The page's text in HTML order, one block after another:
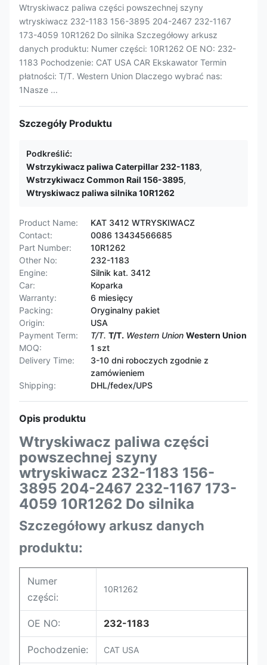
Wtryskiwacz paliwa części powszechnej szyny
wtryskiwacz 232-1183 156-3895 204-2467 232-1167
173-4059 10R1262 Do silnika Szczegółowy arkusz
danych produktu: Numer części: 10R1262 OE NO: 232-
1183 Pochodzenie: CAT USA CAR Ekskawator Termin
płatności: T/T. Western Union Dlaczego wybrać nas:
1Nasze ...
Szczegóły Produktu
Podkreślić:
Wstrzykiwacz paliwa Caterpillar 232-1183,
Wstrzykiwacz Common Rail 156-3895,
Wtryskiwacz paliwa silnika 10R1262
Product Name:
KAT 3412 WTRYSKIWACZ
Contact:
0086 13434566685
Part Number:
10R1262
Other No:
232-1183
Engine:
Silnik kat. 3412
Car:
Koparka
Warranty:
6 miesięcy
Packing:
Oryginalny pakiet
Origin:
USA
Payment Term:
T/T. T/T. Western Union Western Union
MOQ:
1 szt
Delivery Time:
3-10 dni roboczych zgodnie z
zamówieniem
Shipping:
DHL/fedex/UPS
Opis produktu
Wtryskiwacz paliwa części
powszechnej szyny
wtryskiwacz 232-1183 156-
3895 204-2467 232-1167 173-
4059 10R1262 Do silnika
Szczegółowy arkusz danych
produktu:
Numer
części:
10R1262
OE NO: 232-1183
Pochodzenie: CAT USA